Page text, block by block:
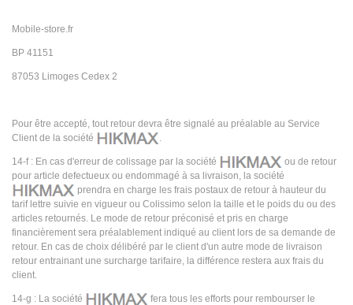
Mobile-store.fr
BP 41151
87053 Limoges Cedex 2
Pour être accepté, tout retour devra être signalé au préalable au Service
Client de la société
.
14-f : En cas d'erreur de colissage par la société
ou de retour
pour article defectueux ou endommagé à sa livraison, la société
prendra en charge les frais postaux de retour à hauteur du
tarif lettre suivie en vigueur ou Colissimo selon la taille et le poids du ou des
articles retournés. Le mode de retour préconisé et pris en charge
financièrement sera préalablement indiqué au client lors de sa demande de
retour. En cas de choix délibéré par le client d'un autre mode de livraison
retour entrainant une surcharge tarifaire, la différence restera aux frais du
client.
14-g : La société
fera tous les efforts pour rembourser le